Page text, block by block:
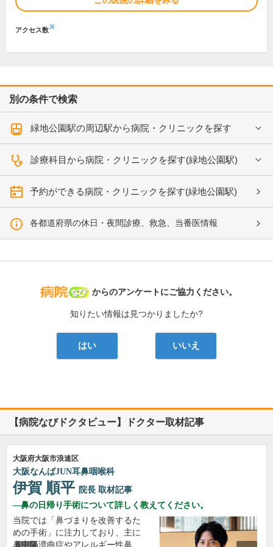
アクセス数※
別の条件で検索
緑地公園駅の周辺駅から病院・クリニックを探す
診療科目から病院・クリニックを探す(緑地公園駅)
予約ができる病院・クリニックを探す(緑地公園駅)
各都道府県の休日・夜間診療、救急、当番医情報
病院なび
からのアンケートにご協力ください。
知りたい情報は見つかりましたか?
はい いいえ
【病院なびドクタビュー】ドクター取材記事
大阪府大阪市浪速区
大阪なんばJUN耳鼻咽喉科
伊賀 順平 院長 取材記事
鼻の日帰り手術について詳しく教えてください。
当院では「鼻づまりを改善するた
めの手術」に注力しており、主に
鼻中隔湾曲症やアレルギー性鼻